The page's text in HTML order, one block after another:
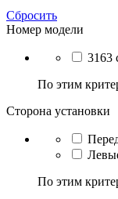
Сбросить
Номер модели
3163
По этим
Сторона установки
По этим